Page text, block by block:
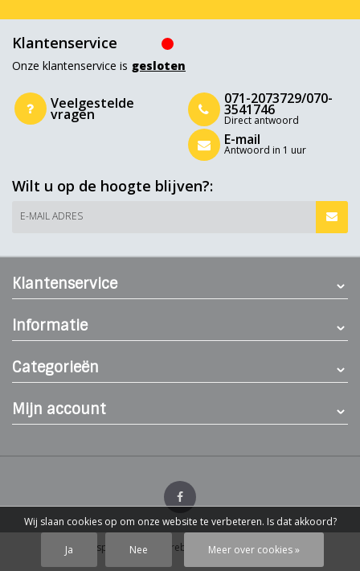
Klantenservice
Onze klantenservice is gesloten
Veelgestelde
vragen
071-2073729/070-
3541746
Direct antwoord
E-mail
Antwoord in 1 uur
Wilt u op de hoogte blijven?:
E-MAIL ADRES
Klantenservice
Informatie
Categorieën
Mijn account
© Dierenspeciaalzaak Hereba - Theme byWebdinge.nl
Wij slaan cookies op om onze website te verbeteren. Is dat akkoord?
Ja Nee Meer over cookies »